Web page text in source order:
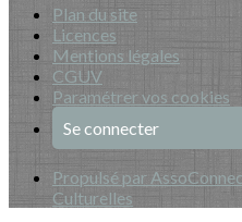
Plan du site
Licences
Mentions légales
CGUV
Paramétrer vos cookies
Se connecter
Propulsé par
Culturelles